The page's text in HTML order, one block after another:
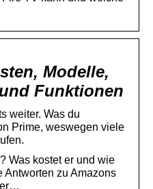
Modelle,
Funktionen
weiter. Was du
Prime, weswegen viele
Was kostet er und wie
Antworten zu Amazons